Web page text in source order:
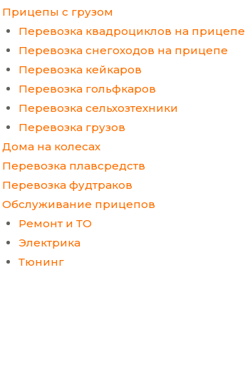
Прицепы с грузом
Перевозка квадроциклов на прицепе
Перевозка снегоходов на прицепе
Перевозка кейкаров
Перевозка гольфкаров
Перевозка сельхозтехники
Перевозка грузов
Дома на колесах
Перевозка плавсредств
Перевозка фудтраков
Обслуживание прицепов
Ремонт и ТО
Электрика
Тюнинг